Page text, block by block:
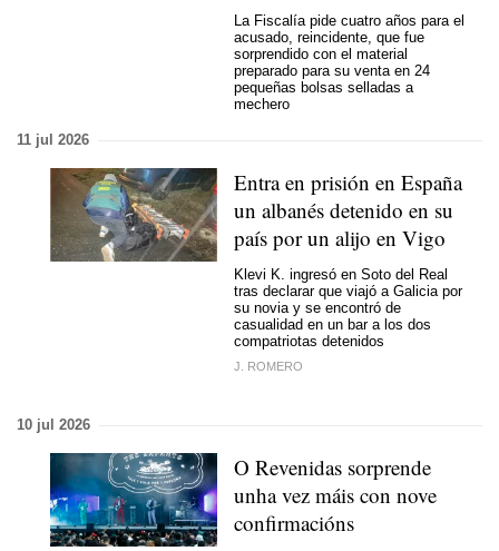
La Fiscalía pide cuatro años para el
acusado, reincidente, que fue
sorprendido con el material
preparado para su venta en 24
pequeñas bolsas selladas a
mechero
11 jul 2026
Entra en prisión en España
un albanés detenido en su
país por un alijo en Vigo
Klevi K. ingresó en Soto del Real
tras declarar que viajó a Galicia por
su novia y se encontró de
casualidad en un bar a los dos
compatriotas detenidos
J. ROMERO
10 jul 2026
O Revenidas sorprende
unhavez máis con nove
confirmacións